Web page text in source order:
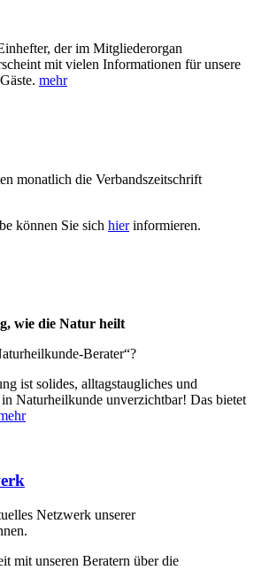
der im Mitgliederorgan
mit vielen Informationen für unsere
mehr
monatlich die Verbandszeitschrift
können Sie sich hierinformieren.
wie die Natur heilt
Berater“?
ist solides, alltagstaugliches und
Naturheilkunde unverzichtbar! Das bietet
Netzwerk unserer
mit unseren Beratern über die